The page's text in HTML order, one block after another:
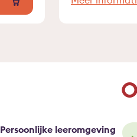
Persoonlijke leeromgeving